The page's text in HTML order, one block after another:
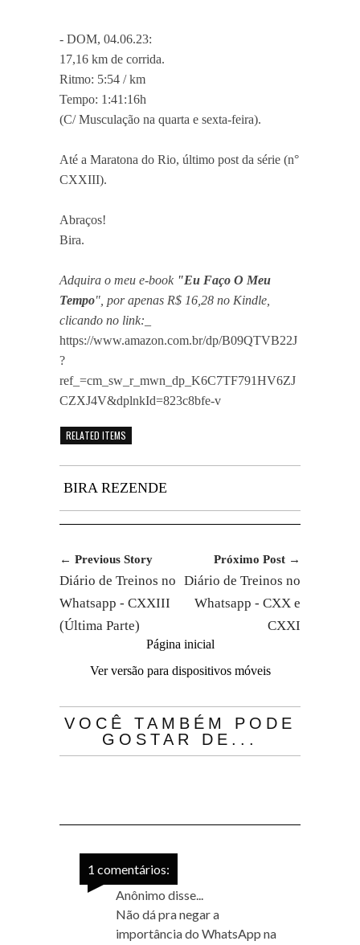
- DOM, 04.06.23:
17,16 km de corrida.
Ritmo: 5:54 / km
Tempo: 1:41:16h
(C/ Musculação na quarta e sexta-feira).
Até a Maratona do Rio, último post da série (n°
CXXIII).
Abraços!
Bira.
Adquira o meu e-book "Eu Faço O Meu
Tempo", por apenas R$ 16,28 no Kindle,
clicando no link:_
https://www.amazon.com.br/dp/B09QTVB22J
?
ref_=cm_sw_r_mwn_dp_K6C7TF791HV6ZJ
CZXJ4V&dplnkId=823c8bfe-v
RELATED ITEMS
BIRA REZENDE
← Previous Story
Diário de Treinos no
Whatsapp - CXXIII
(Última Parte)
Próximo Post →
Diário de Treinos no
Whatsapp - CXX e
CXXI
Página inicial
Ver versão para dispositivos móveis
VOCÊ TAMBÉM PODE
GOSTAR DE...
1 comentários:
Anônimo disse...
Não dá pra negar a
importância do WhatsApp na